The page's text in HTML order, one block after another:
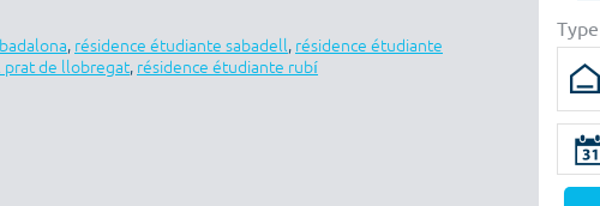
, résidence étudiante sabadell, résidence étudiante
prat de llobregat, résidence étudiante rubí